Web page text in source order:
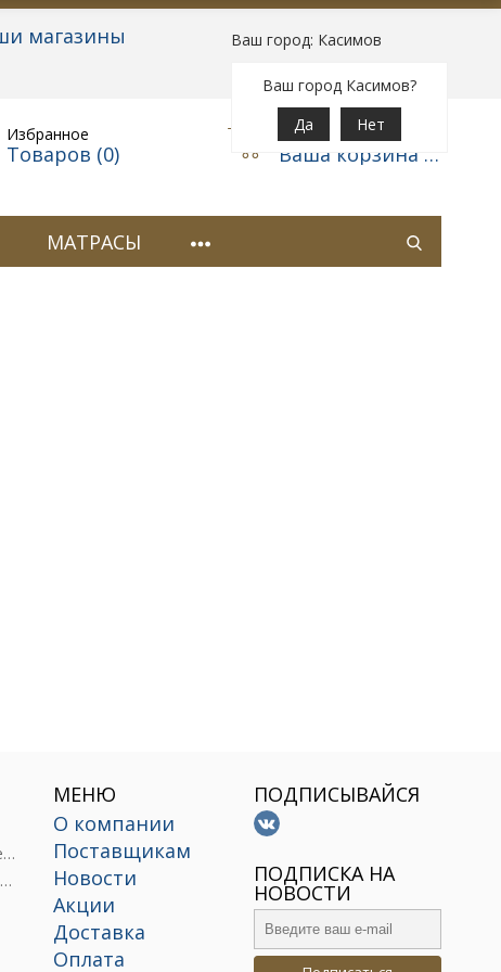
Ваш город: Касимов
Ваш город Касимов?
Да
Нет
Вход |Регистрация
магазины
Избранное
Товаров (0)
Корзина
Ваша корзина пуста
МАТРАСЫ
Мебель для новорожденных
Модульные детские и подростковые
МЕНЮ
О компании
Поставщикам
Новости
Акции
Доставка
Оплата
ПОДПИСЫВАЙСЯ
ПОДПИСКА НА
НОВОСТИ